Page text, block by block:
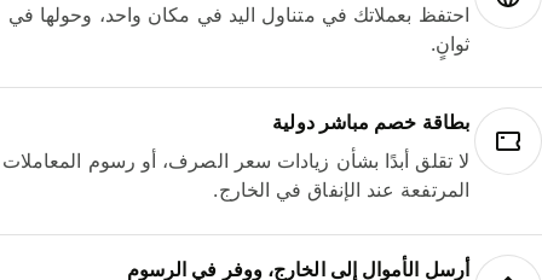
احتفظ بعملاتك في متناول اليد في مكان واحد، وحولها في
ثوانٍ.
بطاقة خصم مباشر دولية
لا تقلق أبدًا بشأن زيادات سعر الصرف، أو رسوم المعاملات
المرتفعة عند الإنفاق في الخارج.
أرسل الأموال إلى الخارج، ووفر في الرسوم